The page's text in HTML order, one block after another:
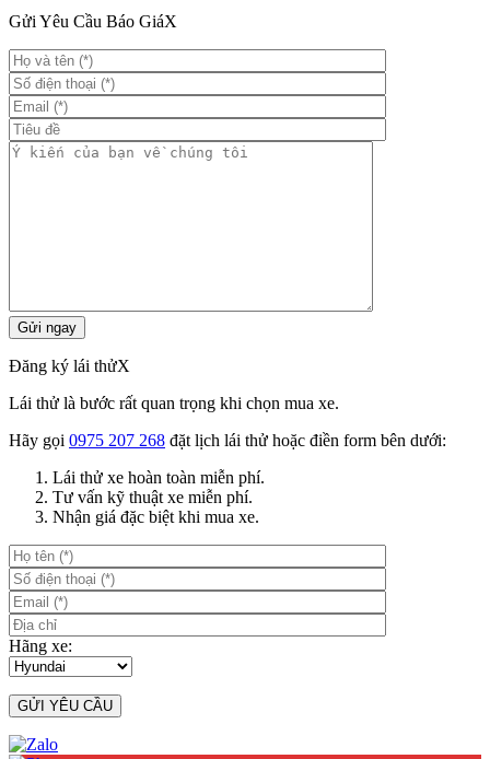
Gửi Yêu Cầu Báo GiáX
Đăng ký lái thửX
Lái thử là bước rất quan trọng khi chọn mua xe.
Hãy gọi 0975 207 268 đặt lịch lái thử hoặc điền form bên dưới:
Lái thử xe hoàn toàn miễn phí.
Tư vấn kỹ thuật xe miễn phí.
Nhận giá đặc biệt khi mua xe.
Hãng xe: